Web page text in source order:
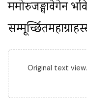
ममोरुजङ्घावेगेन
Original text